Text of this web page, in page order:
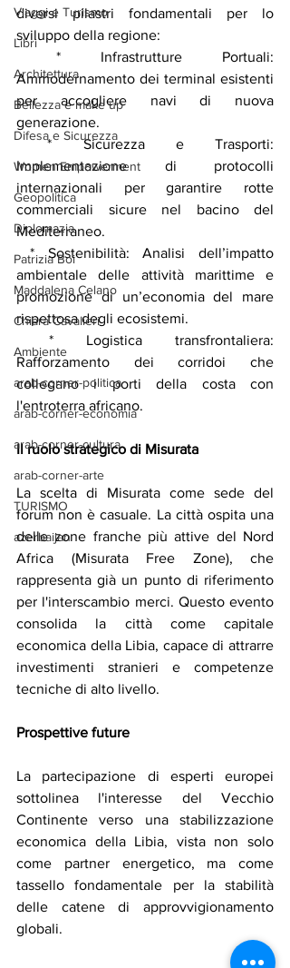
Viaggi e Turismo
Libri
Architettura
Bellezza e make up
Difesa e Sicurezza
Women Empowerment
Geopolitica
Diplomazia
Patrizia Boi
Maddalena Celano
Chiara Cavalieri
Ambiente
arab-corner-politica
arab-corner-economia
arab-corner-cultura
arab-corner-arte
TURISMO
azerbaijan
diversi pilastri fondamentali per lo
sviluppo della regione:
Ammodernamento dei terminal esistenti
per accogliere navi di nuova
generazione.
* Sicurezza e Trasporti:
Implementazione di protocolli
internazionali per garantire rotte
commerciali sicure nel bacino del
Mediterraneo.
* Sostenibilità: Analisi dell’impatto
ambientale delle attività marittime e
promozione di un’economia del mare
rispettosa degli ecosistemi.
Rafforzamento dei corridoi che
collegano i porti della costa con
l'entroterra africano.
Il ruolo strategico di Misurata
La scelta di Misurata come sede del
forum non è casuale. La città ospita una
delle zone franche più attive del Nord
Africa (Misurata Free Zone), che
rappresenta già un punto di riferimento
per l'interscambio merci. Questo evento
consolida la città come capitale
economica della Libia, capace di attrarre
investimenti stranieri e competenze
tecniche di alto livello.
Prospettive future
La partecipazione di esperti europei
sottolinea l'interesse del Vecchio
Continente verso una stabilizzazione
economica della Libia, vista non solo
come partner energetico, ma come
tassello fondamentale per la stabilità
delle catene di approvvigionamento
globali.